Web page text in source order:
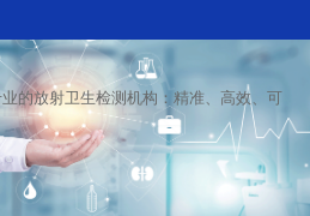
的放射卫生检测机构：精准、高效、可